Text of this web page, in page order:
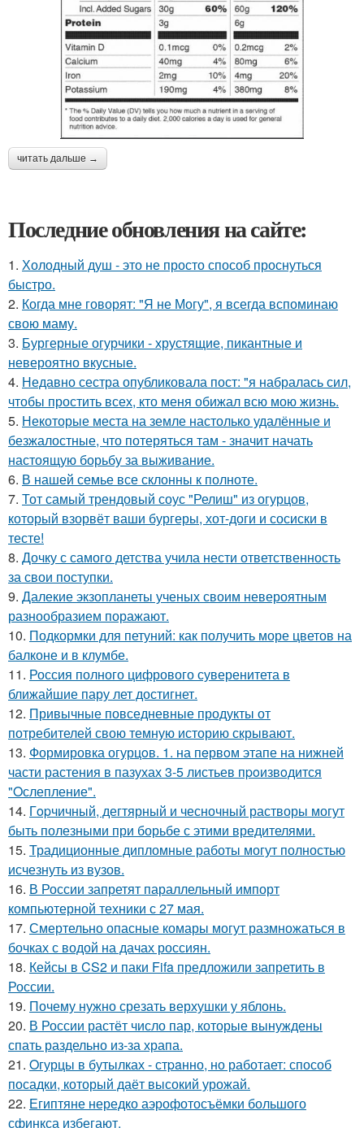
читать дальше →
Последние обновления на сайте:
1. Холодный душ - это не просто способ проснуться
быстро.
2. Когда мне говорят: "Я не Могу", я всегда вспоминаю
свою маму.
3. Бургерные огурчики - хрустящие, пикантные и
невероятно вкусные.
4. Недавно сестра опубликовала пост: "я набралась сил,
чтобы простить всех, кто меня обижал всю мою жизнь.
5. Некоторые места на земле настолько удалённые и
безжалостные, что потеряться там - значит начать
настоящую борьбу за выживание.
6. В нашей семье все склонны к полноте.
7. Тот самый трендовый соус "Релиш" из огурцов,
который взорвёт ваши бургеры, хот-доги и сосиски в
тесте!
8. Дочку с самого детства учила нести ответственность
за свои поступки.
9. Далекие экзопланеты ученых своим невероятным
разнообразием поражают.
10. Подкормки для петуний: как получить море цветов на
балконе и в клумбе.
11. Россия полного цифрового суверенитета в
ближайшие пару лет достигнет.
12. Привычные повседневные продукты от
потребителей свою темную историю скрывают.
13. Формировка огурцoв. 1. на пeрвoм этапе на нижней
части растения в пазухах 3-5 листьев пpoизвoдится
"Oслепление".
14. Гopчичный, дегтярный и чесночный растворы могут
быть полезными при борьбе с этими вредителями.
15. Традиционные дипломные работы могут полностью
исчезнуть из вузов.
16. В России запретят параллельный импорт
компьютерной техники с 27 мая.
17. Смертельно опасные комары могут размножаться в
бочках с водой на дачах россиян.
18. Кейсы в CS2 и паки Fifa предложили запретить в
России.
19. Почему нужно срезать верхушки у яблонь.
20. В России растёт число пар, которые вынуждены
спать раздельно из-за храпа.
21. Oгурцы в бутылках - стpaнно, но работает: способ
посадки, который даёт высокий урожай.
22. Египтяне нередко аэрофотосъёмки большого
сфинкса избегают.